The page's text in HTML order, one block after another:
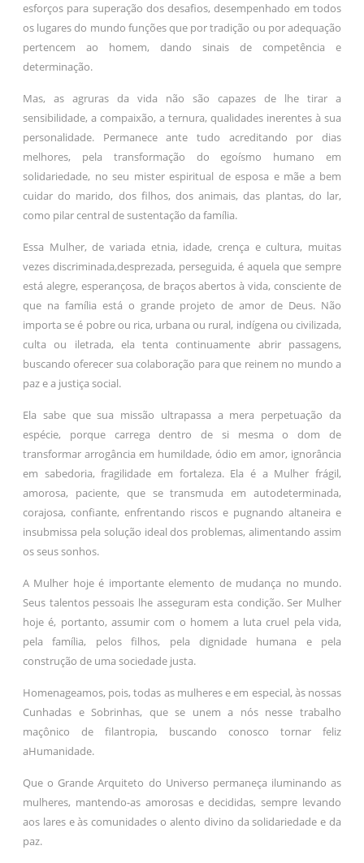
esforços para superação dos desafios, desempenhado em todos
os lugares do mundo funções que por tradição ou por adequação
pertencem ao homem, dando sinais de competência e
determinação.
Mas, as agruras da vida não são capazes de lhe tirar a
sensibilidade, a compaixão, a ternura, qualidades inerentes à sua
personalidade. Permanece ante tudo acreditando por dias
melhores, pela transformação do egoísmo humano em
solidariedade, no seu mister espiritual de esposa e mãe a bem
cuidar do marido, dos filhos, dos animais, das plantas, do lar,
como pilar central de sustentação da família.
Essa Mulher, de variada etnia, idade, crença e cultura, muitas
vezes discriminada,desprezada, perseguida, é aquela que sempre
está alegre, esperançosa, de braços abertos à vida, consciente de
que na família está o grande projeto de amor de Deus. Não
importa se é pobre ou rica, urbana ou rural, indígena ou civilizada,
culta ou iletrada, ela tenta continuamente abrir passagens,
buscando oferecer sua colaboração para que reinem no mundo a
paz e a justiça social.
Ela sabe que sua missão ultrapassa a mera perpetuação da
espécie, porque carrega dentro de si mesma o dom de
transformar arrogância em humildade, ódio em amor, ignorância
em sabedoria, fragilidade em fortaleza. Ela é a Mulher frágil,
amorosa, paciente, que se transmuda em autodeterminada,
corajosa, confiante, enfrentando riscos e pugnando altaneira e
insubmissa pela solução ideal dos problemas, alimentando assim
os seus sonhos.
A Mulher hoje é importante elemento de mudança no mundo.
Seus talentos pessoais lhe asseguram esta condição. Ser Mulher
hoje é, portanto, assumir com o homem a luta cruel pela vida,
pela família, pelos filhos, pela dignidade humana e pela
construção de uma sociedade justa.
Homenageamos, pois, todas as mulheres e em especial, às nossas
Cunhadas e Sobrinhas, que se unem a nós nesse trabalho
maçônico de filantropia, buscando conosco tornar feliz
aHumanidade.
Que o Grande Arquiteto do Universo permaneça iluminando as
mulheres, mantendo-as amorosas e decididas, sempre levando
aos lares e às comunidades o alento divino da solidariedade e da
paz.